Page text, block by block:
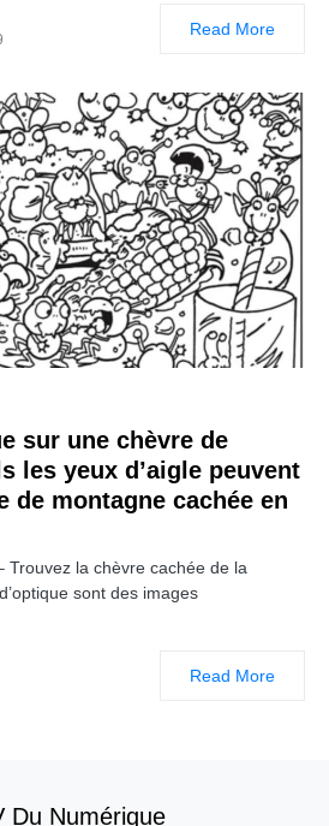
Read More
sur une chèvre de
les yeux d’aigle peuvent
de montagne cachée en
Trouvez la chèvre cachée de la
sont des images
Read More
Du Numérique